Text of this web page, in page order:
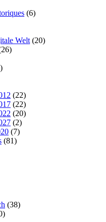
(6)
Welt (20)
(22)
(22)
(20)
(2)
(7)
(81)
(38)